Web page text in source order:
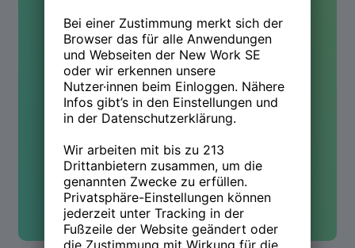
Kontakt
Hast Du Fragen oder wolltest
mehr wissen? Wir sind für Dich
da!
Kontakt aufnehmen